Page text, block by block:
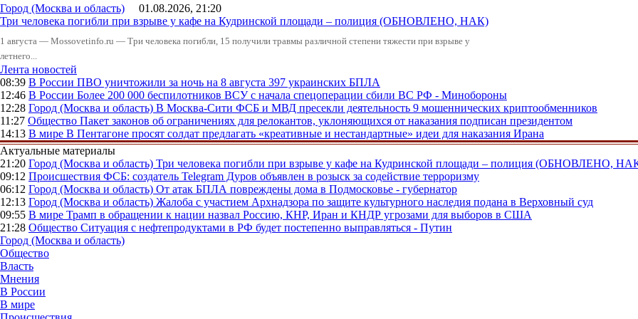
Город (Москва и область) 01.08.2026, 21:20
Три человека погибли при взрыве у кафе на Кудринской площади – полиция (ОБНОВЛЕНО, НАК)
1 августа — Mossovetinfo.ru — Три человека погибли, 15 получили травмы различной степени тяжести при взрыве у
летнего...
Лента новостей
08:39 В России ПВО уничтожили за ночь на 8 августа 397 украинских БПЛА
12:46 В России Более 200 000 беспилотников ВСУ с начала спецоперации сбили ВС РФ - Минобороны
12:28 Город (Москва и область) В Москва-Сити ФСБ и МВД пресекли деятельность 9 мошеннических криптообменников
11:27 Общество Пакет законов об ограничениях для релокантов, уклоняющихся от наказания подписан президентом
14:13 В мире В Пентагоне просят солдат предлагать «креативные и нестандартные» идеи для наказания Ирана
Актуальные материалы
21:20 Город (Москва и область) Три человека погибли при взрыве у кафе на Кудринской площади – полиция (ОБНОВЛЕНО,
09:12 Происшествия ФСБ: создатель Telegram Дуров объявлен в розыск за содействие терроризму
06:12 Город (Москва и область) От атак БПЛА повреждены дома в Подмосковье - губернатор
12:13 Город (Москва и область) Жалоба с участием Архнадзора по защите культурного наследия подана в Верховный суд
09:55 В мире Трамп в обращении к нации назвал Россию, КНР, Иран и КНДР угрозами для выборов в США
21:28 Общество Ситуация с нефтепродуктами в РФ будет постепенно выправляться - Путин
Город (Москва и область)
Общество
Власть
Мнения
В России
В мире